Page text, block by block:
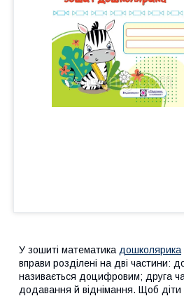
У зошиті математика дошколярика
вправи розділені на дві частини:
називається доцифровим; друга
додавання й віднімання. Щоб діти